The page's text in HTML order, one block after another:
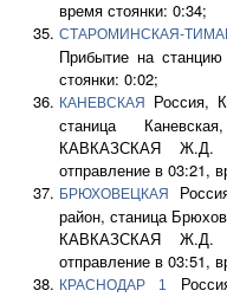
время стоянки: 0:34;
СТАРОМИНСКАЯ-
Прибытие на
стоянки: 0:02;
КАНЕВСКАЯ
Россия,
станица
КАВКАЗСКАЯ Ж.Д.
отправление в 03:21,
БРЮХОВЕЦКАЯ
район, станица
КАВКАЗСКАЯ Ж.Д.
отправление в 03:51,
КРАСНОДАР 1